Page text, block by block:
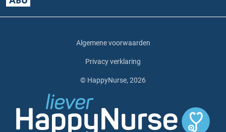
Algemene voorwaarden
Privacy verklaring
© HappyNurse, 2026